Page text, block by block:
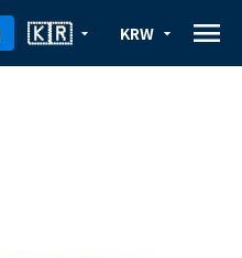
arrow_drop_down
🇰🇷 arrow_drop_down
KRW menu